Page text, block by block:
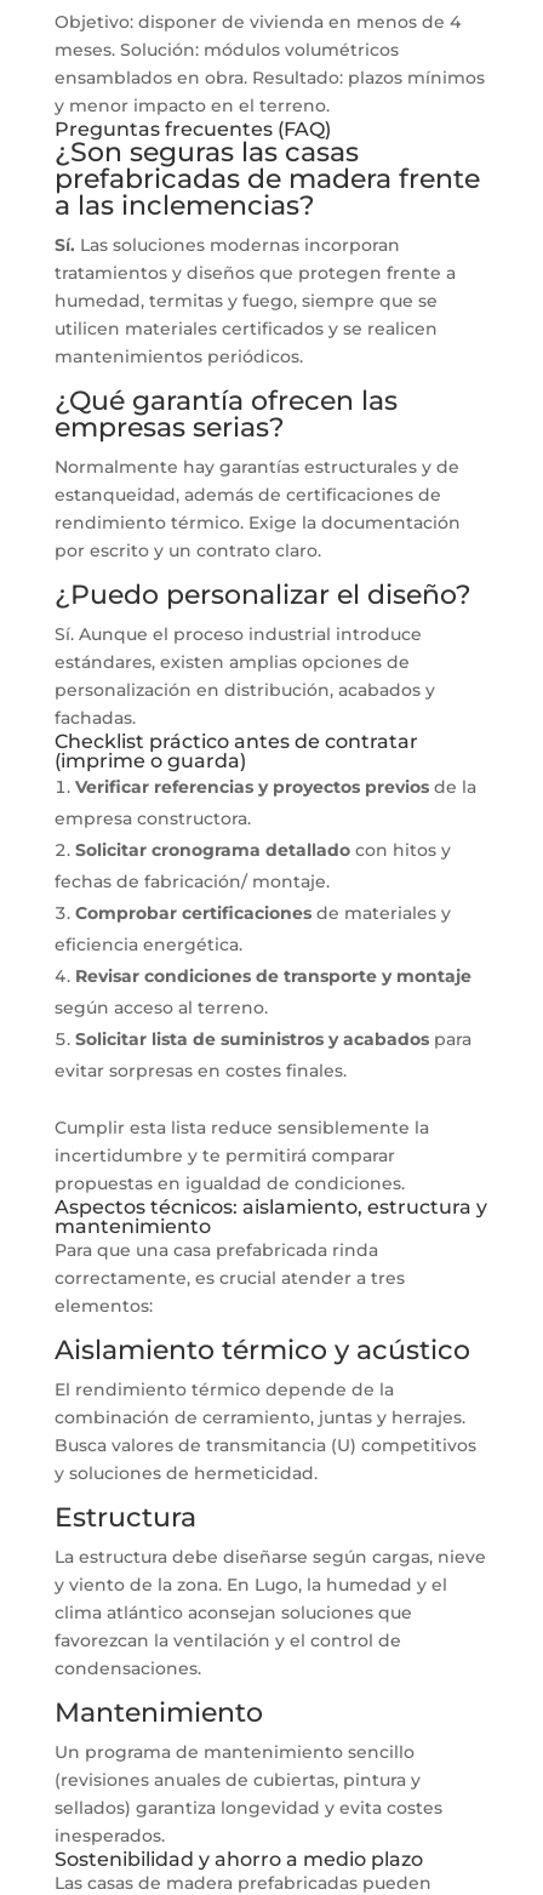
Objetivo: disponer de vivienda en menos de 4
meses. Solución: módulos volumétricos
ensamblados en obra. Resultado: plazos mínimos
y menor impacto en el terreno.
Preguntas frecuentes (FAQ)
¿Son seguras las casas
prefabricadas de madera frente
a las inclemencias?
Sí. Las soluciones modernas incorporan
tratamientos y diseños que protegen frente a
humedad, termitas y fuego, siempre que se
utilicen materiales certificados y se realicen
mantenimientos periódicos.
¿Qué garantía ofrecen las
empresas serias?
Normalmente hay garantías estructurales y de
estanqueidad, además de certificaciones de
rendimiento térmico. Exige la documentación
por escrito y un contrato claro.
¿Puedo personalizar el diseño?
Sí. Aunque el proceso industrial introduce
estándares, existen amplias opciones de
personalización en distribución, acabados y
fachadas.
Checklist práctico antes de contratar
(imprime o guarda)
Verificar referencias y proyectos previosde la
empresa constructora.
Solicitar cronograma detalladocon hitos y
fechas de fabricación/ montaje.
Comprobar certificacionesde materiales y
eficiencia energética.
Revisar condiciones de transporte y montaje
según acceso al terreno.
Solicitar lista de suministros y acabadospara
evitar sorpresas en costes finales.
Cumplir esta lista reduce sensiblemente la
incertidumbre y te permitirá comparar
propuestas en igualdad de condiciones.
Aspectos técnicos: aislamiento, estructura y
mantenimiento
Para que una casa prefabricada rinda
correctamente, es crucial atender a tres
elementos:
Aislamiento térmico y acústico
El rendimiento térmico depende de la
combinación de cerramiento, juntas y herrajes.
Busca valores de transmitancia (U) competitivos
y soluciones de hermeticidad.
Estructura
La estructura debe diseñarse según cargas, nieve
y viento de la zona. En Lugo, la humedad y el
clima atlántico aconsejan soluciones que
favorezcan la ventilación y el control de
condensaciones.
Mantenimiento
Un programa de mantenimiento sencillo
(revisiones anuales de cubiertas, pintura y
sellados) garantiza longevidad y evita costes
inesperados.
Sostenibilidad y ahorro a medio plazo
Las casas de madera prefabricadas pueden